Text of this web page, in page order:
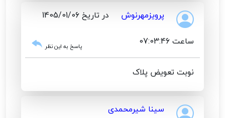
پرویزمهرنوش
در تاریخ 1405/01/06
ساعت 07:03:46
پاسخ به این نظر
نوبت تعویض پلاک
سینا شیرمحمدی